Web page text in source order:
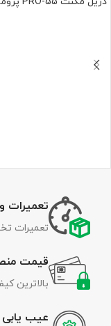
تعمیرات
تعمیرات
قیمت
بالاترین
عیب یابی